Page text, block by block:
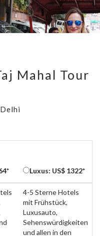
Mahal Tour
Luxus: US$ 1322*
4-5 Sterne Hotels
mit Frühstück,
Luxusauto,
Sehenswürdigkeiten
und allen in den